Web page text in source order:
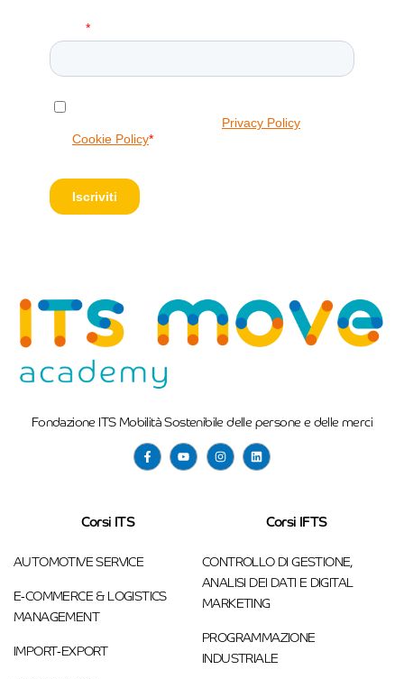
Iscriviti alla Nostra Newsletter!
Fondazione ITS Mobilità Sostenibile delle persone e delle merci
Corsi ITS
AUTOMOTIVE SERVICE
E-COMMERCE & LOGISTICS
MANAGEMENT
IMPORT-EXPORT
Corsi IFTS
CONTROLLO DI GESTIONE,
ANALISI DEI DATI E DIGITAL
MARKETING
PROGRAMMAZIONE
INDUSTRIALE